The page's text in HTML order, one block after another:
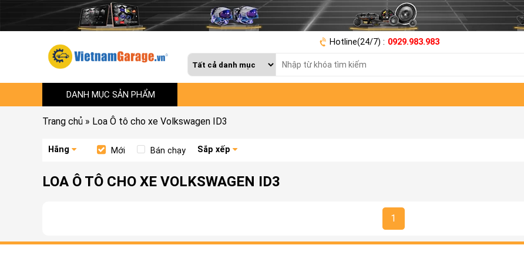
Hotline(24/7) : 0929.983.983
DANH MỤC SẢN PHẨM
Trang chủ » Loa Ô tô cho xe Volkswagen ID3
Hãng Mới Bán chạy Sắp xếp
LOA Ô TÔ CHO XE VOLKSWAGEN ID3
1